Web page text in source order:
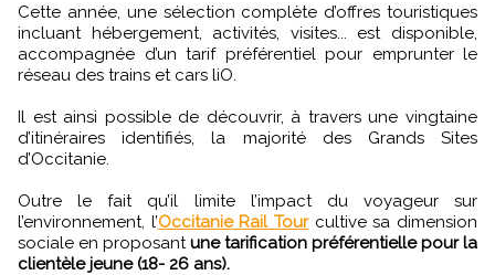
Cette année, une sélection complète d’offres touristiques
incluant hébergement, activités, visites... est disponible,
accompagnée d’un tarif préférentiel pour emprunter le
réseau des trains et cars liO.
Il est ainsi possible de découvrir, à travers une vingtaine
d’itinéraires identifiés, la majorité des Grands Sites
d’Occitanie.
Outre le fait qu’il limite l’impact du voyageur sur
l’environnement, l’Occitanie Rail Tourcultive sa dimension
sociale en proposant une tarification préférentielle pour la
clientèle jeune (18- 26 ans).